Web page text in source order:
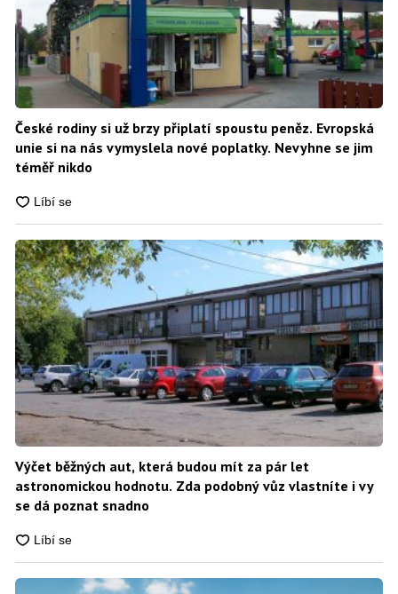
České rodiny si už brzy připlatí spoustu peněz. Evropská
unie si na nás vymyslela nové poplatky. Nevyhne se jim
téměř nikdo
Výčet běžných aut, která budou mít za pár let
astronomickou hodnotu. Zda podobný vůz vlastníte i vy
se dá poznat snadno